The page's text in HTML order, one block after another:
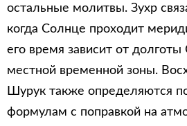
остальные молитвы. Зухр
когда Солнце проходит
его время зависит от
местной временной зоны.
Шурук также определяются
формулам с поправкой на